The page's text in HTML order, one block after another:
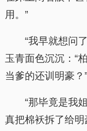
用。”
“我早就想问
玉青面色沉沉：“
当爹的还训明豪？”
“那毕竟是我
真把棉袄拆了给